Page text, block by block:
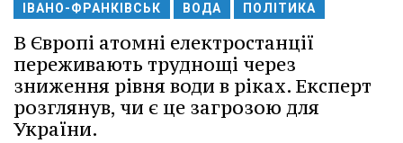
ІВАНО-ФРАНКІВСЬК ВОДА ПОЛІТИКА
В Європі атомні електростанції
переживають труднощі через
зниження рівня води в ріках. Експерт
розглянув, чи є це загрозою для
України.